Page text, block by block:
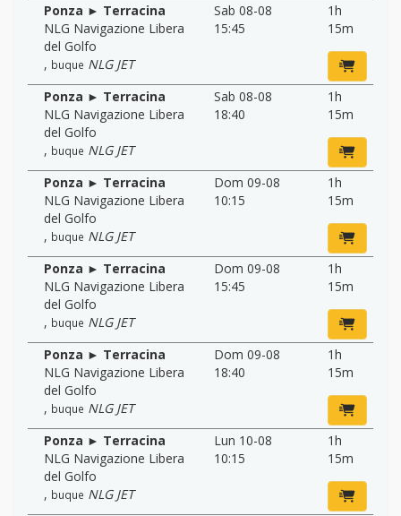
Ponza ► Terracina
NLG Navigazione Libera
del Golfo
, buque NLG JET
Sab 08-08
15:45
1h
15m
Ponza ► Terracina
NLG Navigazione Libera
del Golfo
, buque NLG JET
Sab 08-08
18:40
1h
15m
Ponza ► Terracina
NLG Navigazione Libera
del Golfo
, buque NLG JET
Dom 09-08
10:15
1h
15m
Ponza ► Terracina
NLG Navigazione Libera
del Golfo
, buque NLG JET
Dom 09-08
15:45
1h
15m
Ponza ► Terracina
NLG Navigazione Libera
del Golfo
, buque NLG JET
Dom 09-08
18:40
1h
15m
Ponza ► Terracina
NLG Navigazione Libera
del Golfo
, buque NLG JET
Lun 10-08
10:15
1h
15m